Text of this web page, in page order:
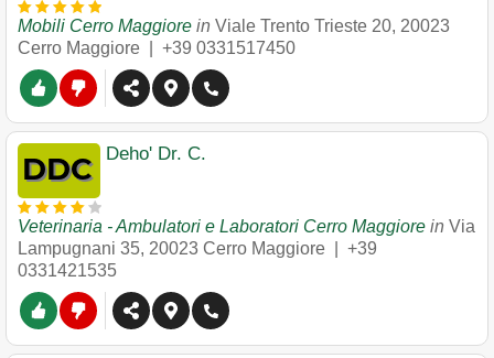
Mobili Cerro Maggiore in Viale Trento Trieste 20, 20023
Cerro Maggiore
+39 0331517450
Deho' Dr. C.
Veterinaria - Ambulatori e Laboratori Cerro Maggiore in Via
Lampugnani 35, 20023 Cerro Maggiore
+39
0331421535